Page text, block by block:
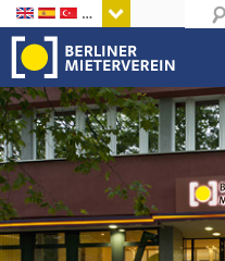
Sprachen